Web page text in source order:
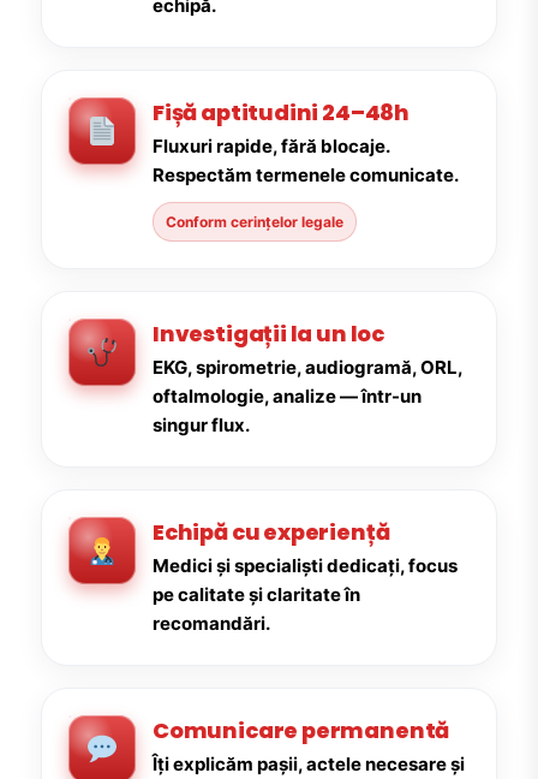
echipă.
Fișă aptitudini 24–48h
Fluxuri rapide, fără blocaje.
Respectăm termenele comunicate.
Conform cerințelor legale
Investigații la un loc
EKG, spirometrie, audiogramă, ORL,
oftalmologie, analize — într-un
singur flux.
Echipă cu experiență
Medici și specialiști dedicați, focus
pe calitate și claritate în
recomandări.
Comunicare permanentă
Îți explicăm pașii, actele necesare și